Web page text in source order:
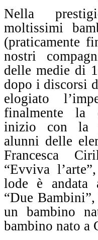
Nella
moltissimi
(praticamente
nostri
delle medie di
dopo i discorsi
elogiato
finalmente la
inizio con la
alunni delle
Francesca
“Evviva
lode è andata
“Due
un bambino
bambino nato a